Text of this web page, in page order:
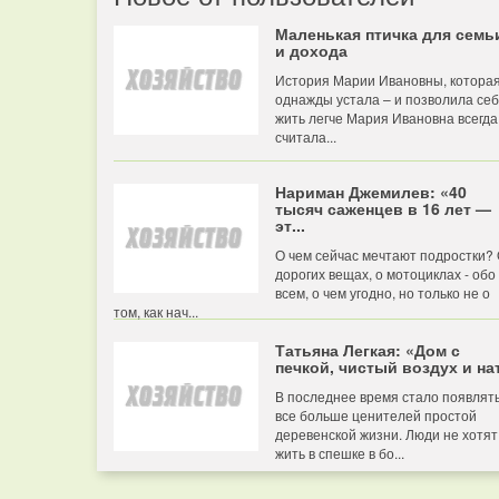
Маленькая птичка для
и дохода
История Марии Ивановны, которая
однажды устала – и позволила
жить легче Мария Ивановна всегда
считала...
Нариман Джемилев: «40
тысяч саженцев в 16 лет —
эт...
О чем сейчас мечтают подростки?
дорогих вещах, о мотоциклах - обо
всем, о чем угодно, но только не о
том, как нач...
Татьяна Легкая: «Дом с
печкой, чистый воздух и
В последнее время стало
все больше ценителей простой
деревенской жизни. Люди не хотят
жить в спешке в бо...